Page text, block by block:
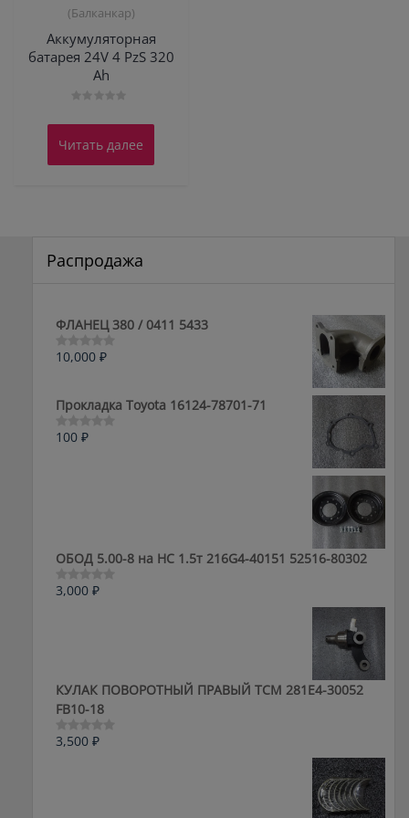
(Балканкар)
Аккумуляторная
батарея 24V 4 PzS 320
Ah
0
5
Читать далее
Распродажа
ФЛАНЕЦ 380 / 0411 5433
Оценка
5
10,000 ₽
Прокладка Toyota 16124-78701-71
Оценка
100 ₽
ОБОД 5.00-8 на HC 1.5т 216G4-40151 52516-80302
Оценка
3,000 ₽
КУЛАК ПОВОРОТНЫЙ ПРАВЫЙ ТСМ 281E4-30052
FB10-18
Оценка
3,500 ₽